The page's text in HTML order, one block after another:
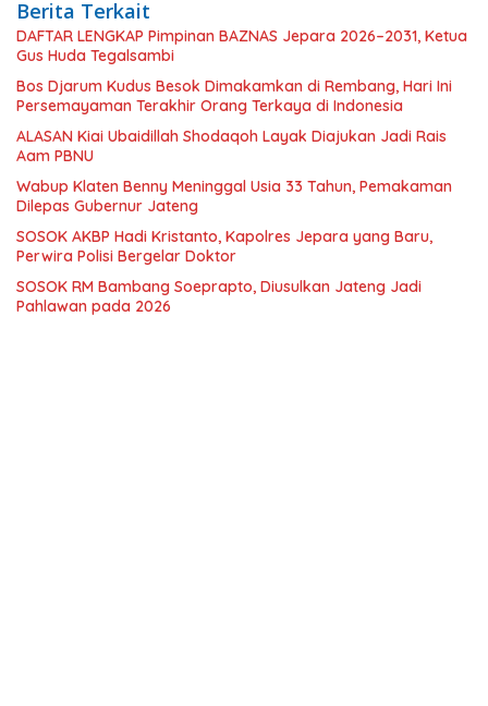
Berita Terkait
DAFTAR LENGKAP Pimpinan BAZNAS Jepara 2026–2031, Ketua
Gus Huda Tegalsambi
Bos Djarum Kudus Besok Dimakamkan di Rembang, Hari Ini
Persemayaman Terakhir Orang Terkaya di Indonesia
ALASAN Kiai Ubaidillah Shodaqoh Layak Diajukan Jadi Rais
Aam PBNU
Wabup Klaten Benny Meninggal Usia 33 Tahun, Pemakaman
Dilepas Gubernur Jateng
SOSOK AKBP Hadi Kristanto, Kapolres Jepara yang Baru,
Perwira Polisi Bergelar Doktor
SOSOK RM Bambang Soeprapto, Diusulkan Jateng Jadi
Pahlawan pada 2026